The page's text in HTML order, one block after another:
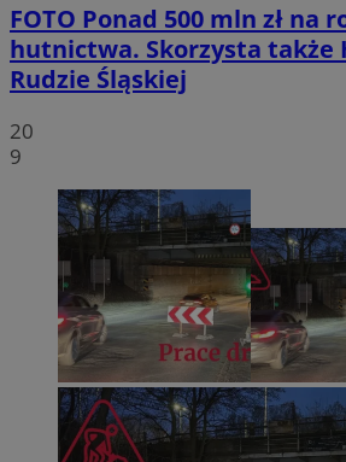
FOTO Ponad 500 mln zł na
hutnictwa. Skorzysta także
Rudzie Śląskiej
20
9